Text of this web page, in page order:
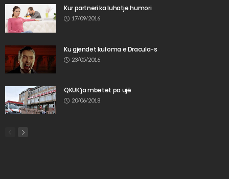
Kur partneri ka luhatje humori
17/09/2016
Ku gjendet kufoma e Dracula-s
23/05/2016
QKUK’ja mbetet pa ujë
20/06/2018